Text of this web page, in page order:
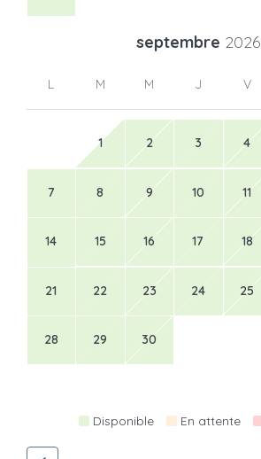
septembre 2026
L M M J V
1 2 3 4
7 8 9 10 11
14 15 16 17 18
21 22 23 24 25
28 29 30
Disponible En attente